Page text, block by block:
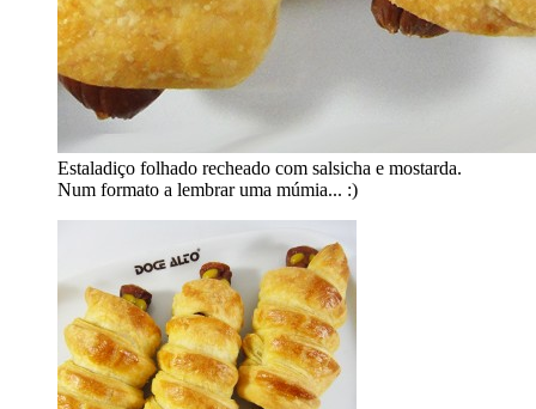
Estaladiço folhado recheado com salsicha e mostarda.
Num formato a lembrar uma múmia... :)